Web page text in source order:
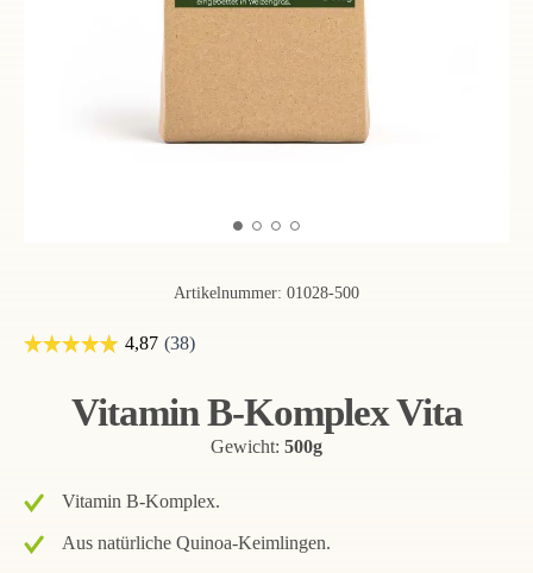
Artikelnummer: 01028-500
Vitamin B-Komplex Vita
Gewicht: 500g
Vitamin B-Komplex.
Aus natürliche Quinoa-Keimlingen.